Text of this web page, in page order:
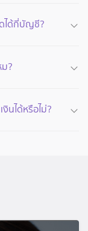
ได้กี่บัญชี?
?
นได้หรือไม่?